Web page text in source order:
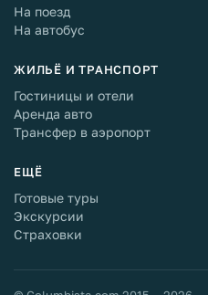
На поезд
На автобус
ЖИЛЬЁ И ТРАНСПОРТ
Гостиницы и отели
Аренда авто
Трансфер в аэропорт
ЕЩЁ
Готовые туры
Экскурсии
Страховки